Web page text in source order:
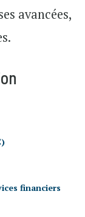
avancées,
financiers